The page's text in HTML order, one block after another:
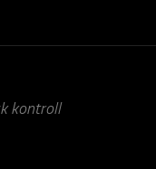
kontroll